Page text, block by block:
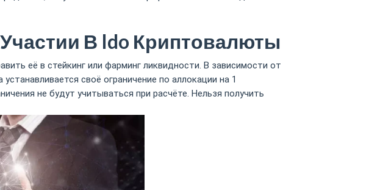
В Ido Криптовалюты
её в стейкинг или фарминг ликвидности. В зависимости от
своё ограничение по аллокации на 1
не будут учитываться при расчёте. Нельзя получить